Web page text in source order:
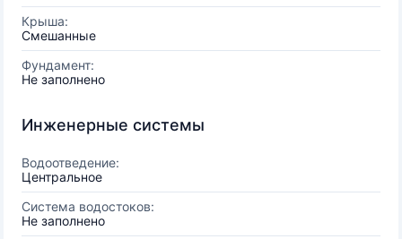
Крыша:
Смешанные
Фундамент:
Не заполнено
Инженерные системы
Водоотведение:
Центральное
Система водостоков:
Не заполнено